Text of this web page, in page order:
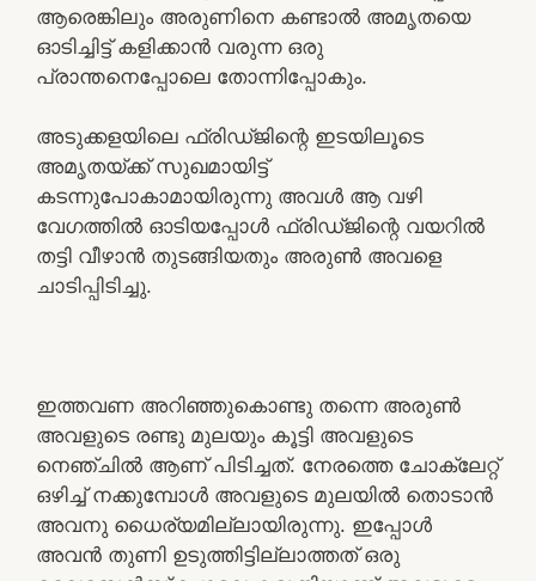
ആരെങ്കിലും അരുണിനെ കണ്ടാൽ അമൃതയെ
ഓടിച്ചിട്ട് കളിക്കാൻ വരുന്ന ഒരു
പ്രാന്തനെപ്പോലെ തോന്നിപ്പോകും.
അടുക്കളയിലെ ഫ്രിഡ്ജിന്റെ ഇടയിലൂടെ
അമൃതയ്ക്ക് സുഖമായിട്ട്
കടന്നുപോകാമായിരുന്നു അവൾ ആ വഴി
വേഗത്തിൽ ഓടിയപ്പോൾ ഫ്രിഡ്ജിന്റെ വയറിൽ
തട്ടി വീഴാൻ തുടങ്ങിയതും അരുൺ അവളെ
ചാടിപ്പിടിച്ചു.
ഇത്തവണ അറിഞ്ഞുകൊണ്ടു തന്നെ അരുൺ
അവളുടെ രണ്ടു മുലയും കൂട്ടി അവളുടെ
നെഞ്ചിൽ ആണ് പിടിച്ചത്. നേരത്തെ ചോക്ലേറ്റ്
ഒഴിച്ച് നക്കുമ്പോൾ അവളുടെ മുലയിൽ തൊടാൻ
അവനു ധൈര്യമില്ലായിരുന്നു. ഇപ്പോൾ
അവൻ തുണി ഉടുത്തിട്ടില്ലാത്തത് ഒരു